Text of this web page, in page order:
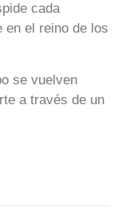
cada
en el reino de los
se vuelven
a través de un